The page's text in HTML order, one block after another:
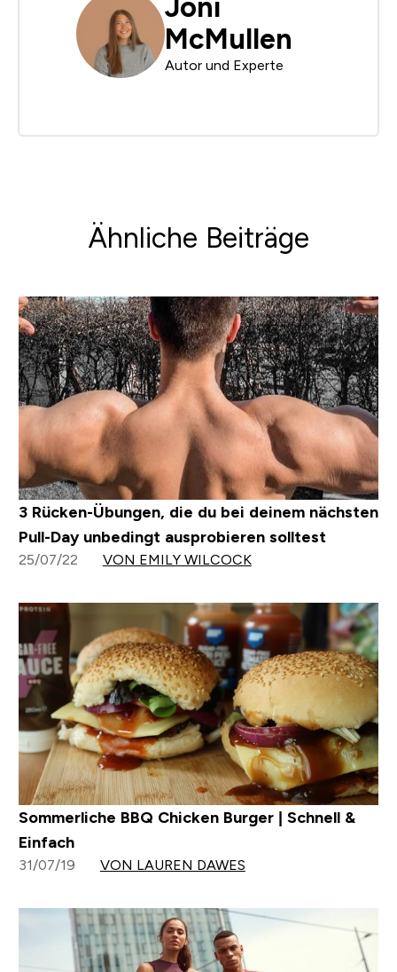
Joni
McMullen
Autor und Experte
Ähnliche Beiträge
3 Rücken-Übungen, die du bei deinem nächsten
Pull-Day unbedingt ausprobieren solltest
25/07/22 VON EMILY WILCOCK
Sommerliche BBQ Chicken Burger | Schnell &
Einfach
31/07/19 VON LAUREN DAWES